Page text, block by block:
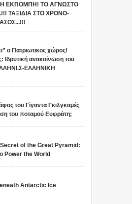
ΕΚΠΟΜΠΗ! ΤΟ ΑΓΝΩΣΤΟ
ΤΑΞΙΔΙΑ ΣΤΟ ΧΡΟΝΟ-
ο Πατριωτικος χώρος!
Ιδρυτική ανακοίνωση του
ΕΛΛΗΝΙΚΗ
του Γίγαντα Γκιλγκαμές
του ποταμού Ευφράτη;
of the Great Pyramid:
Power the World
Antarctic Ice